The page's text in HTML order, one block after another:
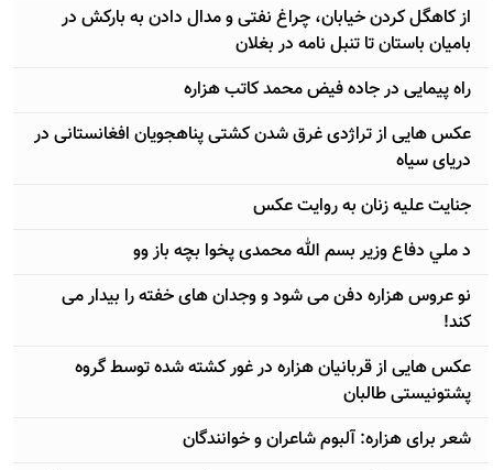
از کاهگل کردن خیابان، چراغ نفتی و مدال دادن به بارکش در
بامیان باستان تا تنبل نامه در بغلان
راه پیمایی در جاده فیض محمد کاتب هزاره
عکس هایی از تراژدی غرق شدن کشتی پناهجویان افغانستانی در
دریای سیاه
جنایت علیه زنان به روایت عکس
د ملي دفاع وزیر بسم الله محمدی پخوا بچه باز وو
نو عروس هزاره دفن می شود و وجدان های خفته را بیدار می
کند!
عکس هایی از قربانیان هزاره در غور کشته شده توسط گروه
پشتونیستی طالبان
شعر برای هزاره: آلبوم شاعران و خوانندگان